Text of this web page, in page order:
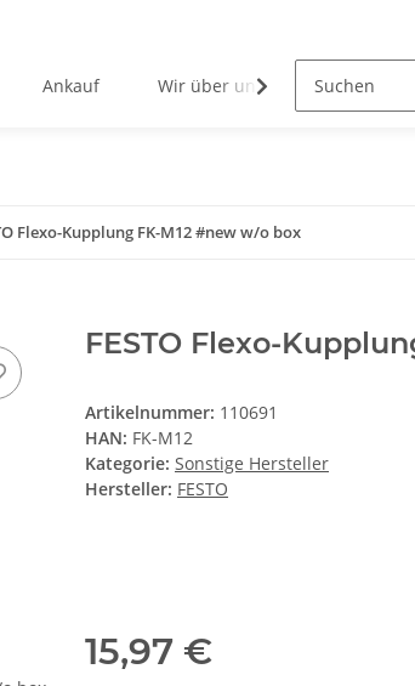
Ankauf Wir über uns
Flexo-Kupplung FK-M12 #new w/o box
FESTO Flexo-
Artikelnummer: 110691
HAN: FK-M12
Kategorie: Sonstige Hersteller
Hersteller: FESTO
15,97 €